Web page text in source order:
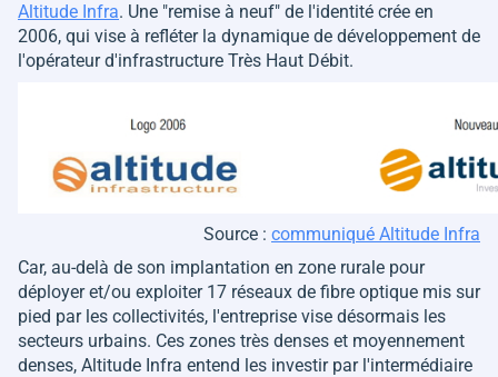
Altitude Infra. Une "remise à neuf" de l'identité crée en
2006, qui vise à refléter la dynamique de développement de
l'opérateur d'infrastructure Très Haut Débit.
Source : communiqué Altitude Infra
Car, au-delà de son implantation en zone rurale pour
déployer et/ou exploiter 17 réseaux de fibre optique mis sur
pied par les collectivités, l'entreprise vise désormais les
secteurs urbains. Ces zones très denses et moyennement
denses, Altitude Infra entend les investir par l'intermédiaire